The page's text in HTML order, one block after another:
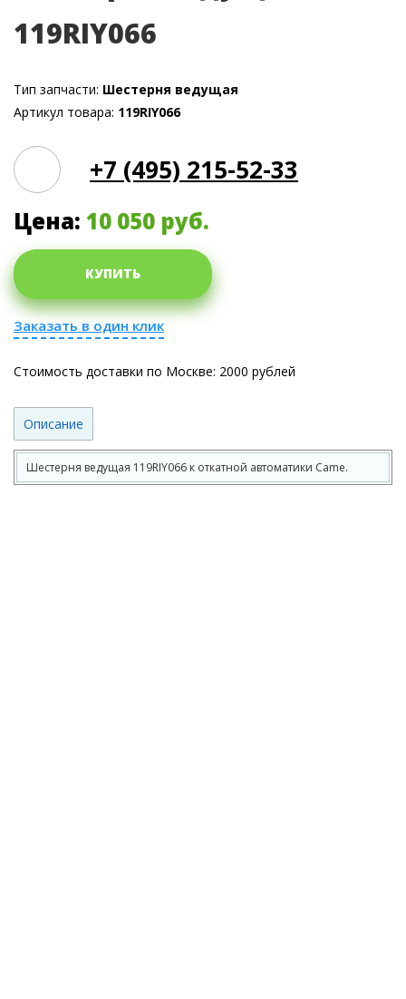
119RIY066
Тип запчасти: Шестерня ведущая
Артикул товара: 119RIY066
+7 (495) 215-52-33
Цена: 10 050 руб.
КУПИТЬ
Заказать в один клик
Стоимость доставки по Москве: 2000 рублей
Описание
Шестерня ведущая 119RIY066 к откатной автоматики Came.